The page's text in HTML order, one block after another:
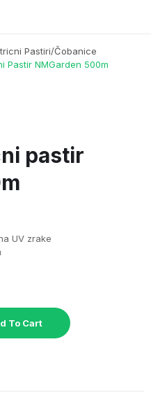
Pastiri/čobanice
Pastir NMGarden 500m
pastir
UV zrake
To Cart